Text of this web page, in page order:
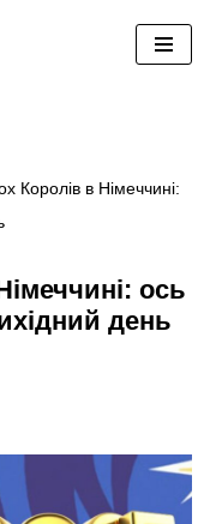
Королів в Німеччині:
ось
день